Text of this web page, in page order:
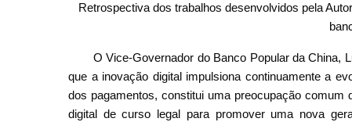
Retrospectiva dos trabalhos desenvolvidos pela
O Vice-Governador do Banco Popular da China,
que a inovação digital impulsiona continuamente a
dos pagamentos, constitui uma preocupação
digital de curso legal para promover uma nova